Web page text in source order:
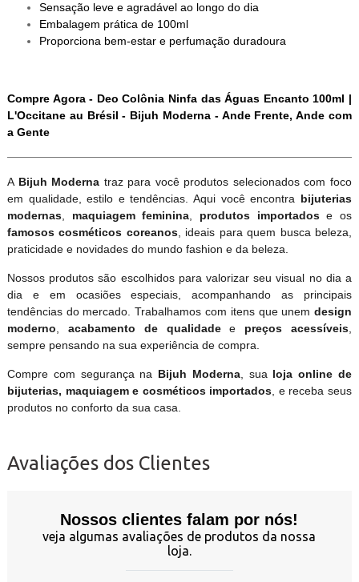
Sensação leve e agradável ao longo do dia
Embalagem prática de 100ml
Proporciona bem-estar e perfumação duradoura
Compre Agora - Deo Colônia Ninfa das Águas Encanto 100ml |
L'Occitane au Brésil - Bijuh Moderna - Ande Frente, Ande com
a Gente
A Bijuh Moderna traz para você produtos selecionados com foco
em qualidade, estilo e tendências. Aqui você encontra bijuterias
modernas, maquiagem feminina, produtos importadose os
famosos cosméticos coreanos, ideais para quem busca beleza,
praticidade e novidades do mundo fashion e da beleza.
Nossos produtos são escolhidos para valorizar seu visual no dia a
dia e em ocasiões especiais, acompanhando as principais
tendências do mercado. Trabalhamos com itens que unemdesign
moderno, acabamento de qualidadee preços acessíveis,
sempre pensando na sua experiência de compra.
Compre com segurança na Bijuh Moderna, sua loja online de
bijuterias, maquiagem e cosméticos importados, e receba seus
produtos no conforto da sua casa.
Avaliações dos Clientes
Nossos clientes falam por nós!
veja algumas avaliações de produtos da nossa
loja.